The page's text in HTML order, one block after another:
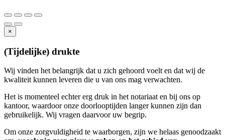
×
(Tijdelijke) drukte
Wij vinden het belangrijk dat u zich gehoord voelt en dat wij de
kwaliteit kunnen leveren die u van ons mag verwachten.
Het is momenteel echter erg druk in het notariaat en bij ons op
kantoor, waardoor onze doorlooptijden langer kunnen zijn dan
gebruikelijk. Wij vragen daarvoor uw begrip.
Om onze zorgvuldigheid te waarborgen, zijn we helaas genoodzaakt